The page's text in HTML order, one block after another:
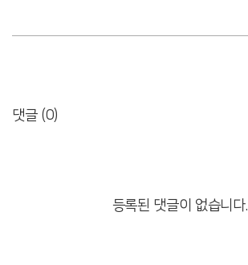
댓글 (0)
등록된 댓글이 없습니다.